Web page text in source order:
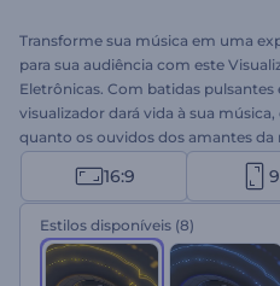
Transforme sua música em uma
para sua audiência com este
Eletrônicas. Com batidas pulsantes
visualizador dará vida à sua
quanto os ouvidos dos amantes da
exclusivamente seu, digitando o
fazendo o upload da faixa de
de cores, e você está pronto.
apresentações ao vivo e
ele oferece uma maneira única de
16:9
Estilos disponíveis (8)